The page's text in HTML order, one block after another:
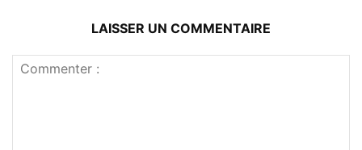
LAISSER UN COMMENTAIRE